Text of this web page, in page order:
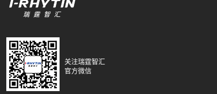
关注瑞霆智汇
官方微信